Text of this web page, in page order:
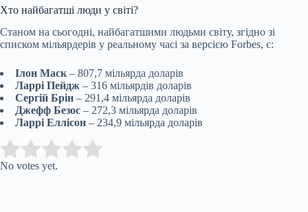
Хто найбагатші люди у світі?
Станом на сьогодні, найбагатшими людьми світу, згідно зі
списком мільярдерів у реальному часі за версією Forbes, є:
Ілон Маск – 807,7 мільярда доларів
Ларрі Пейдж – 316 мільярдів доларів
Сергій Брін – 291,4 мільярда доларів
Джефф Безос – 272,3 мільярда доларів
Ларрі Еллісон – 234,9 мільярда доларів
Rate this item:
No votes yet.